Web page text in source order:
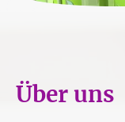
Über uns